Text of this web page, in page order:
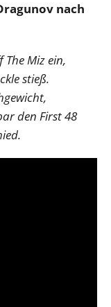
nach
Miz ein,
stieß.
den First 48